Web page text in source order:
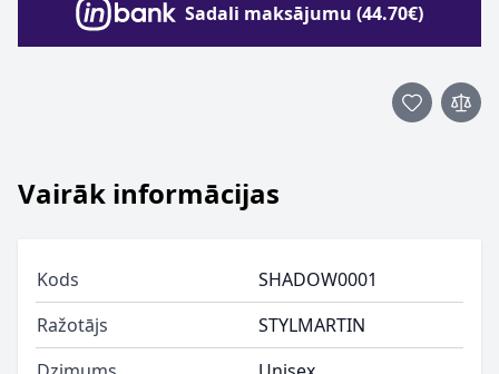
Sadali maksājumu (44.70€)
Vairāk informācijas
Kods
SHADOW0001
Ražotājs
STYLMARTIN